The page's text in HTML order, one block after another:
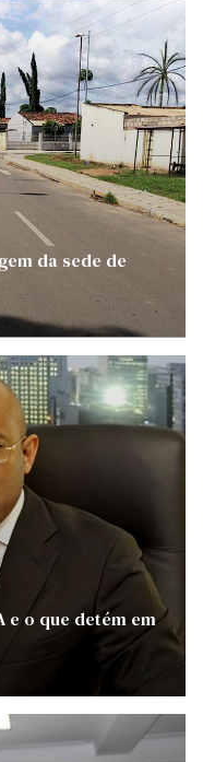
da sede de
e o que detém em